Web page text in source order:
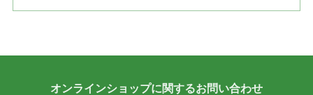
オンラインショップに関するお問い合わせ